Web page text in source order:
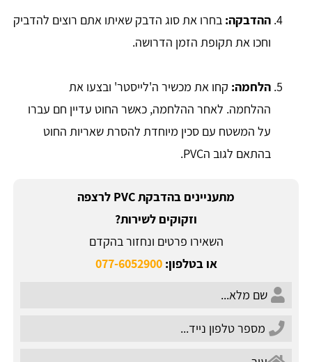
ההדבקה: בחרו את סוג הדבק שאיתו אתם רוצים להדביק
וחכו את תקופת הזמן הדרושה.
הלחמה: קחו את מכשיר ה'לייסטר' ובצעו את
ההלחמה. לאחר ההלחמה, כאשר החוט עדיין חם עברו
על המשטח עם סכין מיוחדת להסרת שאריות החוט
בהתאם לגוב הPVC.
מתעניינים בהדבקת PVC לרצפה
וזקוקים לשירות?
השאירו פרטים ונחזור בהקדם
או בטלפון:077-6052900